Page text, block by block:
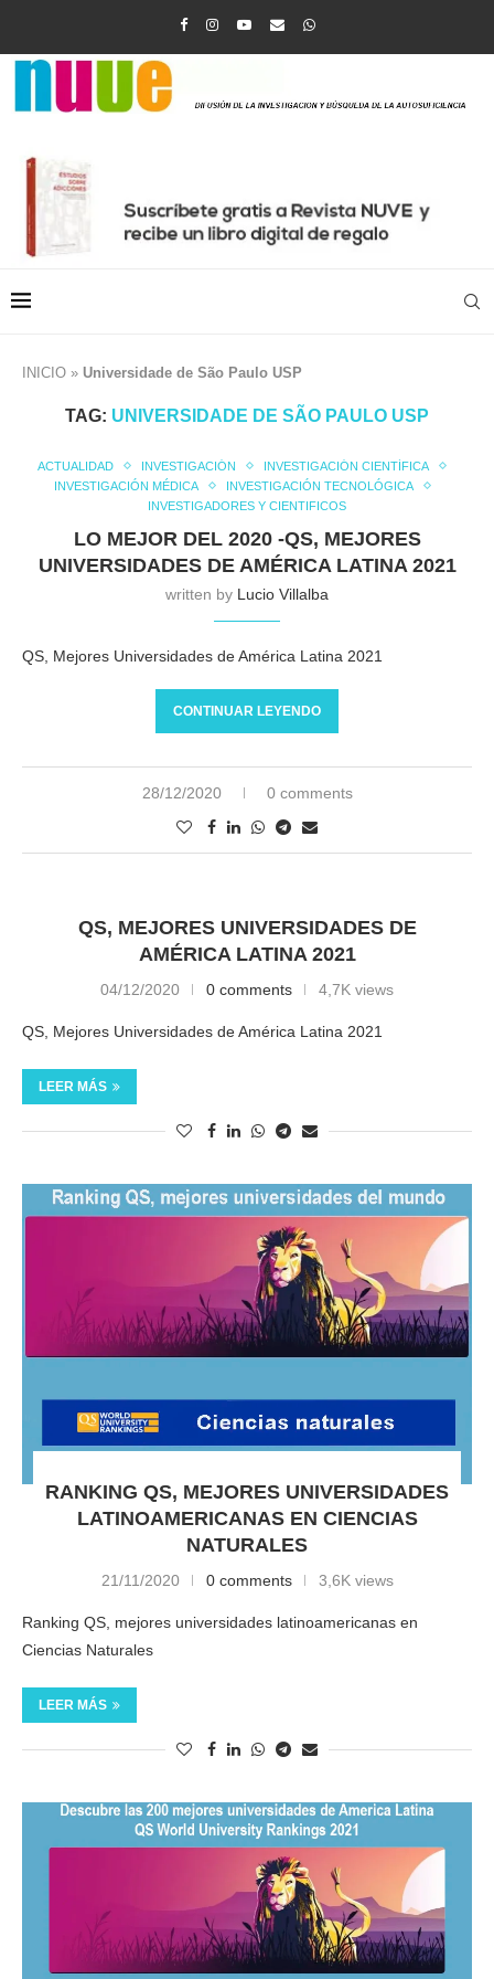
INICIO » Universidade de São Paulo USP
TAG: UNIVERSIDADE DE SÃO PAULO USP
ACTUALIDAD INVESTIGACIÓN
INVESTIGACIÓN CIENTÍFICA
INVESTIGACIÓN MÉDICA
INVESTIGACIÓN TECNOLÓGICA
INVESTIGADORES Y CIENTIFICOS
LO MEJOR DEL 2020 -QS, MEJORES
UNIVERSIDADES DE AMÉRICA LATINA 2021
written by Lucio Villalba
QS, Mejores Universidades de América Latina 2021
CONTINUAR LEYENDO
28/12/2020 0 comments
QS, MEJORES UNIVERSIDADES DE
AMÉRICA LATINA 2021
04/12/2020 0 comments 4,7K views
QS, Mejores Universidades de América Latina 2021
LEER MÁS
RANKING QS, MEJORES UNIVERSIDADES
LATINOAMERICANAS EN CIENCIAS
NATURALES
21/11/2020 0 comments 3,6K views
Ranking QS, mejores universidades latinoamericanas en
Ciencias Naturales
LEER MÁS